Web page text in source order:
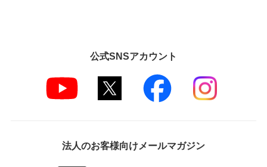
公式SNSアカウント
法人のお客様向けメールマガジン